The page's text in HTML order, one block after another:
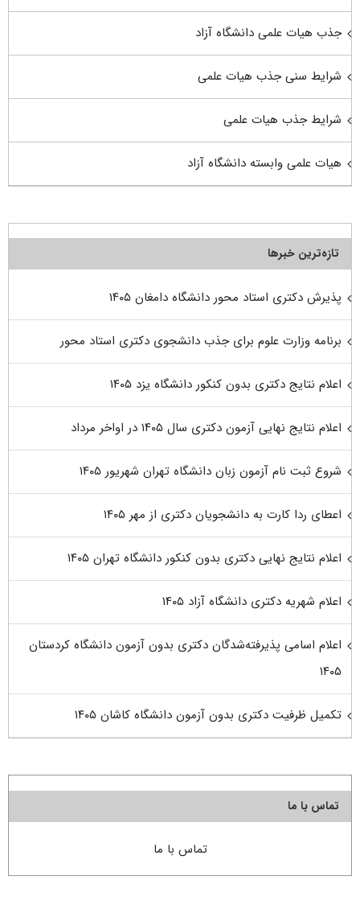
جذب هیات علمی دانشگاه آزاد
شرایط سنی جذب هیات علمی
شرایط جذب هیات علمی
هیات علمی وابسته دانشگاه آزاد
تازه‌ترین خبرها
پذیرش دکتری استاد محور دانشگاه دامغان ۱۴۰۵
برنامه وزارت علوم برای جذب دانشجوی دکتری استاد محور
اعلام نتایج دکتری بدون کنکور دانشگاه یزد ۱۴۰۵
اعلام نتایج نهایی آزمون دکتری سال ۱۴۰۵ در اواخر مرداد
شروع ثبت نام آزمون زبان دانشگاه تهران شهریور ۱۴۰۵
اعطای ردا کارت به دانشجویان دکتری از مهر ۱۴۰۵
اعلام نتایج نهایی دکتری بدون کنکور دانشگاه تهران ۱۴۰۵
اعلام شهریه دکتری دانشگاه آزاد ۱۴۰۵
اعلام اسامی پذیرفته‌شدگان دکتری بدون آزمون دانشگاه کردستان
۱۴۰۵
تکمیل ظرفیت دکتری بدون آزمون دانشگاه کاشان ۱۴۰۵
تماس با ما
تماس با ما